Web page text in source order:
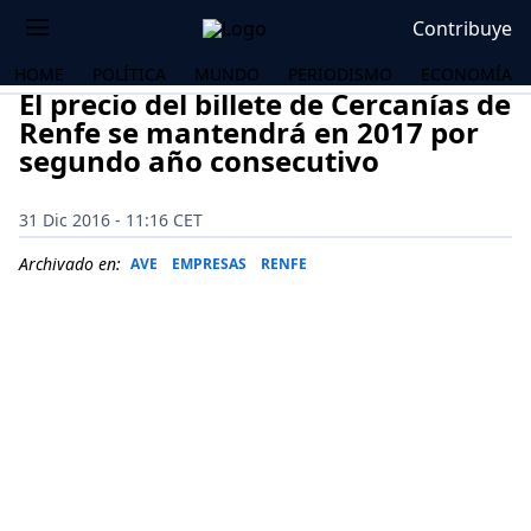
Contribuye
HOME POLÍTICA MUNDO PERIODISMO ECONOMÍA
El precio del billete de Cercanías de
Renfe se mantendrá en 2017 por
segundo año consecutivo
31 Dic 2016 - 11:16 CET
Archivado en: AVE EMPRESAS RENFE